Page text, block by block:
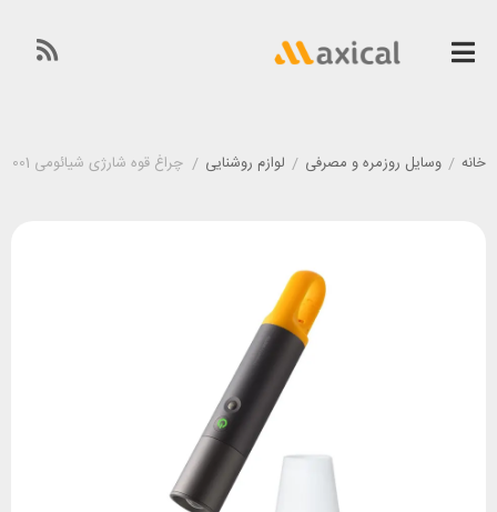
خانه / وسایل روزمره و مصرفی / لوازم روشنایی / چراغ قوه شارژی شیائومی Xiaomi HOTO flashlight lite QWSDT001